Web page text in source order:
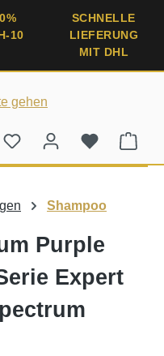
10
SCHNELLE
LIEFERUNG
MIT DHL
Shampoo
Purple
Expert